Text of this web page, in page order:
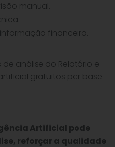
manual.
financeira.
de análise do Relatório e
gratuitos por base
Artificial pode
reforçar a qualidade